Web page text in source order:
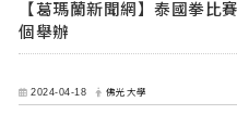
【葛瑪蘭新聞網】泰國拳比
個舉辦
2024-04-18 佛光大學